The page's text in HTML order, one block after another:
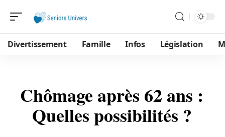
Divertissement Famille Infos Législation
Chômage après 62 ans :
Quelles possibilités ?